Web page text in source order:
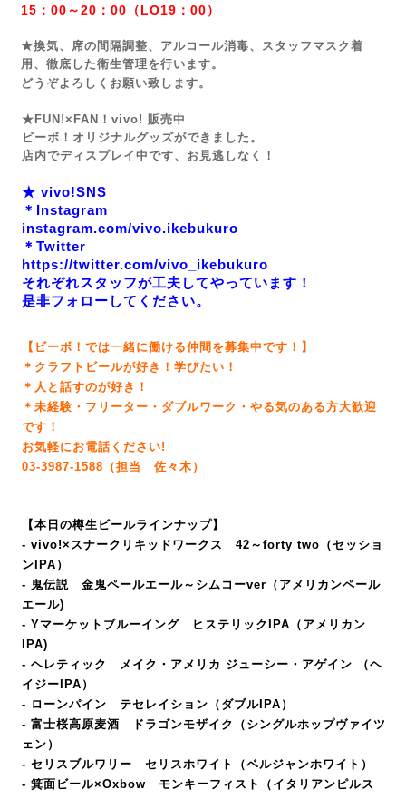
15：00～20：00（LO19：00）
★換気、席の間隔調整、アルコール消毒、スタッフマスク着
用、徹底した衛生管理を行います。
どうぞよろしくお願い致します。
★FUN!×FAN！vivo! 販売中
ビーボ！オリジナルグッズができました。
店内でディスプレイ中です、お見逃しなく！
★ vivo!SNS
＊Instagram
instagram.com/vivo.ikebukuro
＊Twitter
https://twitter.com/vivo_ikebukuro
それぞれスタッフが工夫してやっています！
是非フォローしてください。
【ビーボ！では一緒に働ける仲間を募集中です！】
＊クラフトビールが好き！学びたい！
＊人と話すのが好き！
＊未経験・フリーター・ダブルワーク・やる気のある方大歓迎
です！
お気軽にお電話ください!
03-3987-1588（担当 佐々木）
【本日の樽生ビールラインナップ】
- vivo!×スナークリキッドワークス 42～forty two（セッショ
ンIPA）
- 鬼伝説 金鬼ペールエール～シムコーver（アメリカンペール
エール)
- Yマーケットブルーイング ヒステリックIPA（アメリカン
IPA)
- ヘレティック メイク・アメリカ ジューシー・アゲイン （ヘ
イジーIPA）
- ローンパイン テセレイション（ダブルIPA）
- 富士桜高原麦酒 ドラゴンモザイク（シングルホップヴァイツ
ェン）
- セリスブルワリー セリスホワイト（ベルジャンホワイト）
- 箕面ビール×Oxbow モンキーフィスト
（イタリアンピルス